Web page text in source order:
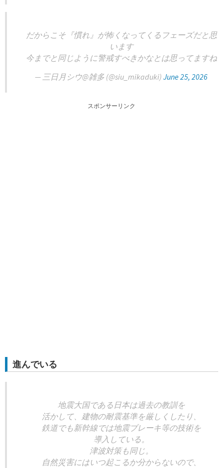
だからこそ『慣れ』が怖くなってくるフェーズだと思
います
今までと同じように警戒すべきかなとは思ってますね
— 三日月シウ@雑多 (@siu_mikaduki) June 25, 2026
スポンサーリンク
進んでいる
地震大国である日本は過去の教訓を
活かして、建物の耐震基準を厳しくしたり、
鉄道でも新幹線では地震ブレーキ等の技術を
導入している。
津波対策も同じ。
自然災害にはいつ起こるか分からないので、